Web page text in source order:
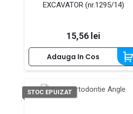
EXCAVATOR (nr.1295/14)
Pret
15,56 lei
Adauga In Cos
STOC EPUIZAT